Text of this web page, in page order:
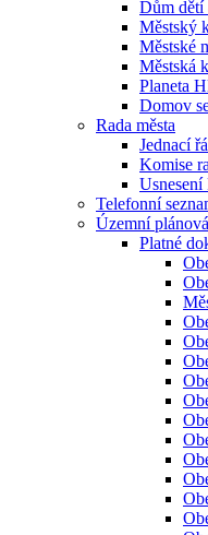
Dům dětí
Městský
Městské
Městská
Planeta
Domov
Rada města
Jednací
Komise
Telefonní
Územní
Platné